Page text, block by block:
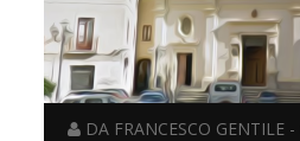
DA FRANCESCO GENTILE